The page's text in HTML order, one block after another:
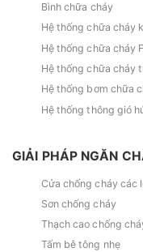
Bình chữa cháy
Hệ thống chữa cháy
Hệ thống chữa cháy
Hệ thống chữa cháy
Hệ thống bơm chữa
Hệ thống thông gió
GIẢI PHÁP NGĂN
Cửa chống cháy các
Sơn chống cháy
Thạch cao chống
Tấm bê tông nhẹ